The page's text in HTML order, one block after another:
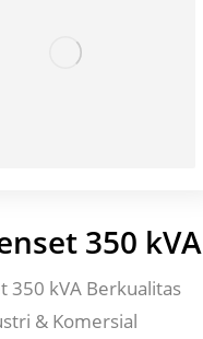
350 kVA
350 kVA Berkualitas
& Komersial